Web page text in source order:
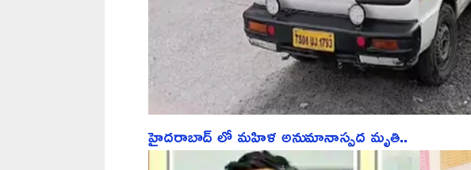
హైదరాబాద్ లో మహిళ అనుమానాస్పద మృతి..